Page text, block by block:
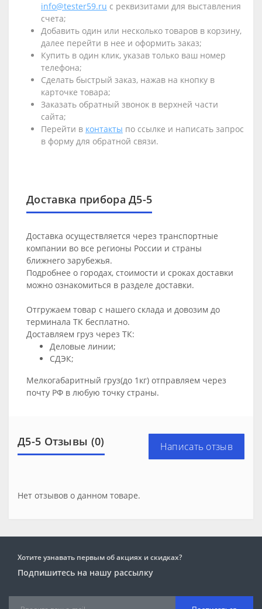
info@tester59.ru с реквизитами для выставления
счета;
Добавить один или несколько товаров в корзину,
далее перейти в нее и оформить заказ;
Купить в один клик, указав только ваш номер
телефона;
Сделать быстрый заказ, нажав на кнопку в
карточке товара;
Заказать обратный звонок в верхней части
сайта;
Перейти в контакты по ссылке и написать запрос
в форму для обратной связи.
Доставка прибора Д5-5
Доставка осуществляется через транспортные
компании во все регионы России и страны
ближнего зарубежья.
Подробнее о городах, стоимости и сроках доставки
можно ознакомиться в разделе доставки.
Отгружаем товар с нашего склада и довозим до
терминала ТК бесплатно.
Доставляем груз через ТК:
Деловые линии;
СДЭК;
Мелкогабаритный груз(до 1кг) отправляем через
почту РФ в любую точку страны.
Д5-5 Отзывы (0) Написать отзыв
Нет отзывов о данном товаре.
Хотите узнавать первым об акциях и скидках?
Подпишитесь на нашу рассылку